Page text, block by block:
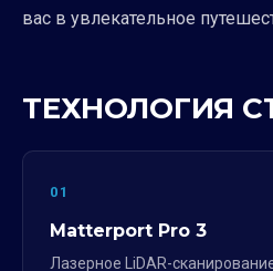
вас в увлекательное
ТЕХНОЛОГИЯ
01
Matterport Pro 3
Лазерное LiDAR-